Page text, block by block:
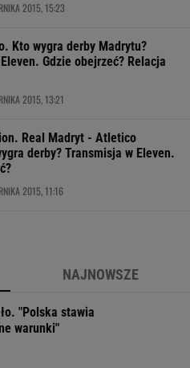
2015, 15:23
Kto wygra derby Madrytu?
Gdzie obejrzeć? Relacja
2015, 13:21
Real Madryt - Atletico
derby? Transmisja w Eleven.
2015, 11:16
NAJNOWSZE
"Polska stawia
warunki"